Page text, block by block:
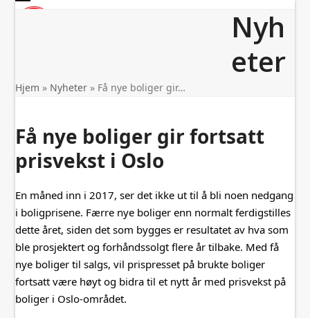
Open
Close
Nyh
eter
Hjem » Nyheter » Få nye boliger gir…
Få nye boliger gir fortsatt
prisvekst i Oslo
En måned inn i 2017, ser det ikke ut til å bli noen nedgang
i boligprisene. Færre nye boliger enn normalt ferdigstilles
dette året, siden det som bygges er resultatet av hva som
ble prosjektert og forhåndssolgt flere år tilbake. Med få
nye boliger til salgs, vil prispresset på brukte boliger
fortsatt være høyt og bidra til et nytt år med prisvekst på
boliger i Oslo-området.